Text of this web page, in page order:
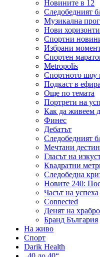
Новините в 12
Следобедният
Музикална
Нови
Спортни
Избрани
Спортен
Metropolis
Спортното шоу
Подкаст в ефира
Още по темата
Портрети на
Как да живеем
Финес
Дебатът
Следобедният
Мечтани
Гласът на
Квадратни
Следобедна
Новите 240:
Часът на успеха
Connected
Денят на
Бранд България
На живо
Спорт
Darik Health